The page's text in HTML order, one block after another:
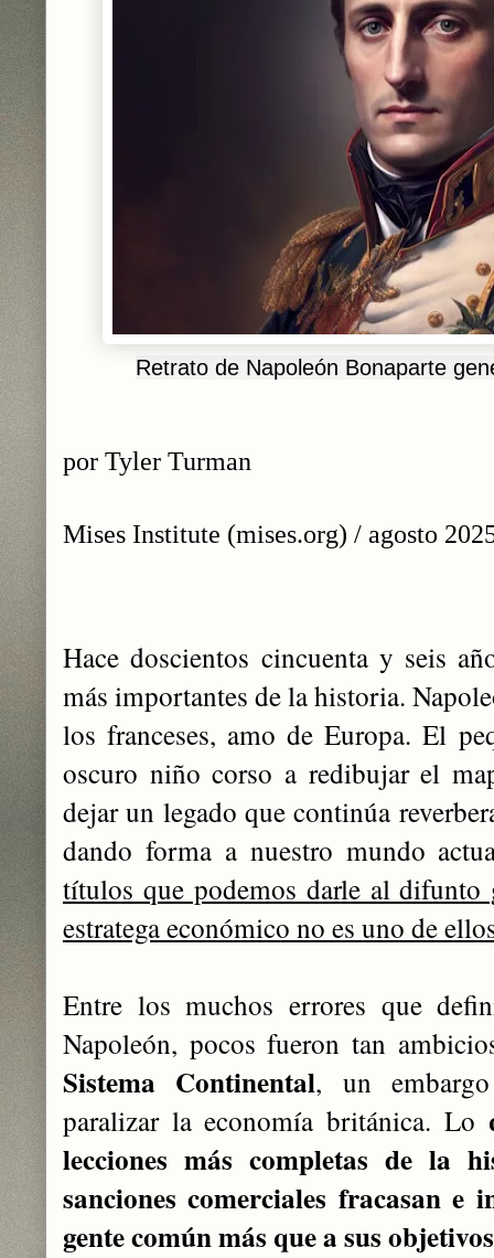
Retrato de Napoleón Bonaparte
por Tyler Turman
Mises Institute (mises.org) / agosto
Hace doscientos cincuenta y seis
más importantes de la historia.
los franceses, amo de Europa. El
oscuro niño corso a redibujar el
dejar un legado que continúa
dando forma a nuestro mundo
títulos que podemos darle al
estratega económico no es uno de
Entre los muchos errores que
Napoleón, pocos fueron tan
Sistema Continental, un
paralizar la economía británica. Lo
lecciones más completas de la
sanciones comerciales fracasan e
gente común más que a sus